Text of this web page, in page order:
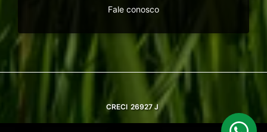
Fale conosco
CRECI 26927 J